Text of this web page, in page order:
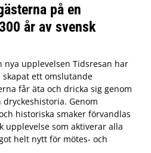
på en
år av svensk
nya upplevelsen Tidsresan har
ett omslutande
får äta och dricka sig genom
dryckeshistoria. Genom
historiska smaker förvandlas
upplevelse som aktiverar alla
helt nytt för mötes- och